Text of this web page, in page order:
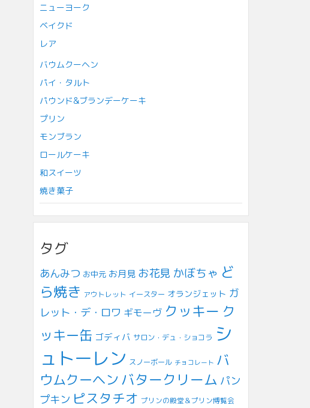
ニューヨーク
ベイクド
レア
バウムクーヘン
パイ・タルト
パウンド&ブランデーケーキ
プリン
モンブラン
ロールケーキ
和スイーツ
焼き菓子
タグ
あんみつ お中元 お月見 お花見 かぼちゃ ど
ら焼き アウトレット イースター オランジェット ガ
レット・デ・ロワ ギモーヴ クッキー ク
ッキー缶 ゴディバ サロン・デュ・ショコラ シ
ュトーレン スノーボール チョコレート バ
ウムクーヘンバタークリーム パン
プキン ピスタチオ プリンの殿堂＆プリン博覧会